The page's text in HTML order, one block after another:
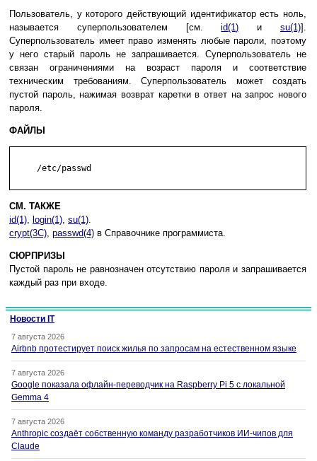
Пользователь, у которого действующий идентификатор есть ноль,
называется суперпользователем [см.id(1) иsu(1)].
Суперпользователь имеет право изменять любые пароли, поэтому
у него старый пароль не запрашивается. Суперпользователь не
связан ограничениями на возраст пароля и соответствие
техническим требованиям. Суперпользователь может создать
пустой пароль, нажимая возврат каретки в ответ на запрос нового
пароля.
ФАЙЛЫ
     /etc/passwd
СМ. ТАКЖЕ
id(1), login(1), su(1).
crypt(3C), passwd(4) в Справочнике программиста.
СЮРПРИЗЫ
Пустой пароль не равнозначен отсутствию пароля и запрашивается
каждый раз при входе.
Новости IT
7 августа 2026
Airbnb протестирует поиск жилья по запросам на естественном языке
7 августа 2026
Google показала офлайн-переводчик на Raspberry Pi 5 с локальной
Gemma 4
7 августа 2026
Anthropic создаёт собственную команду разработчиков ИИ-чипов для
Claude